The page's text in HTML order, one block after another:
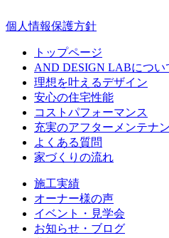
個人情報保護方針
トップページ
AND DESIGN LABについ
理想を叶えるデザイン
安心の住宅性能
コストパフォーマンス
充実のアフターメンテナ
よくある質問
家づくりの流れ
施工実績
オーナー様の声
イベント・見学会
お知らせ・ブログ